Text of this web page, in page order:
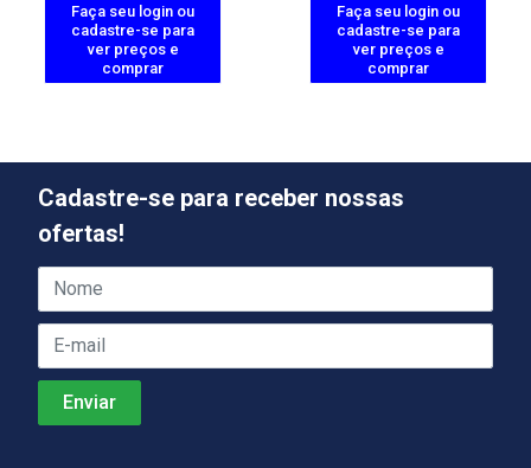
Faça seu login ou
cadastre-se para
ver preços e
comprar
Faça seu login ou
cadastre-se para
ver preços e
comprar
Cadastre-se para receber nossas
ofertas!